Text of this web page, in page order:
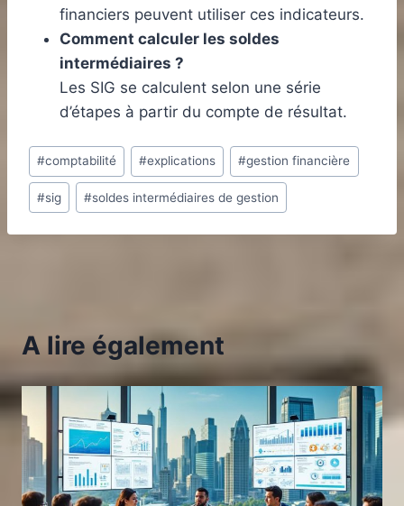
financiers peuvent utiliser ces indicateurs.
Comment calculer les soldes
intermédiaires ?
Les SIG se calculent selon une série
d’étapes à partir du compte de résultat.
Étiquettes
de
la
#comptabilité #explications #gestion financière
#sig #soldes intermédiaires de gestion
A lire également